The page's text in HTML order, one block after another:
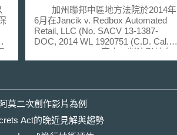
加州聯邦中區地方法院於2014年
6月在Jancik v. Redbox Automated
Retail, LLC (No. SACV 13-1387-
DOC, 2014 WL 1920751 (C.D. Cal.
May 14, 2014))一案中，判決影片自
動出租機公司Redbox勝訴。法院認
讀影片字幕來了解劇情，但「網站」
非美國身心障礙者法(Americans with
Disabilities Act，下稱ADA)第三章
莫二次創作影片為例
Act的晚近見解與趨勢